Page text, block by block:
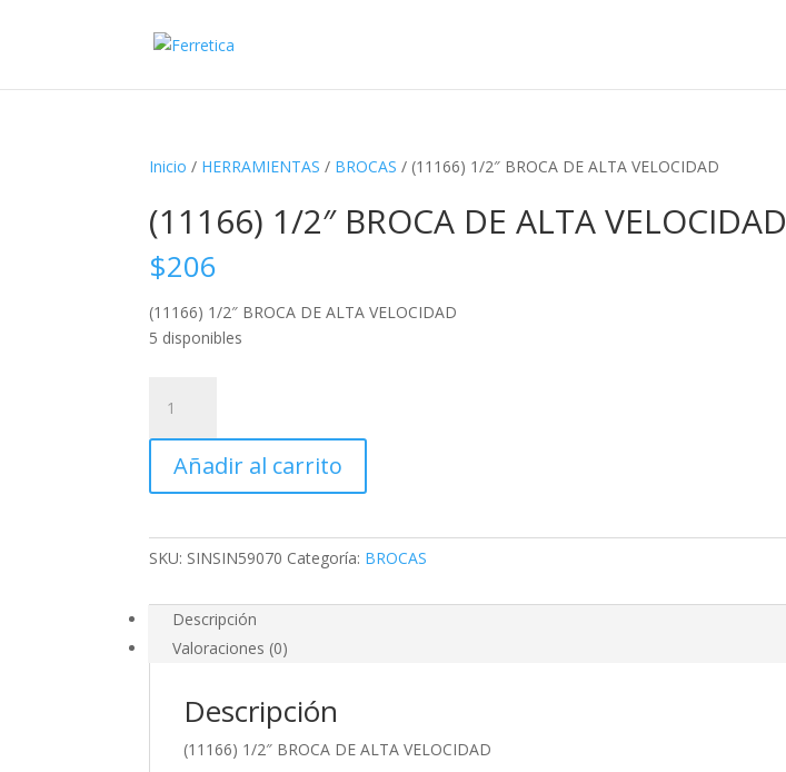
Inicio / HERRAMIENTAS / BROCAS / (11166) 1/2″ BROCA DE ALTA VELOCIDAD
(11166) 1/2″ BROCA DE ALTA VELOCIDAD
$206
(11166) 1/2″ BROCA DE ALTA VELOCIDAD
5 disponibles
1/2"
BROCA
ALTA
cantidad
Añadir al carrito
SKU: SINSIN59070 Categoría: BROCAS
Descripción
Valoraciones (0)
Descripción
(11166) 1/2″ BROCA DE ALTA VELOCIDAD